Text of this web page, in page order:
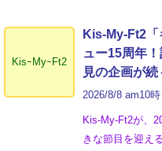
KisｰMyｰFt2
Kis-My-Ft2
ュー15周年
見の企画が続
2026/8/8 am10時
Kis-My-Ft2が、
きな節目を迎え